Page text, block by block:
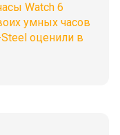
Watch 6
умных часов
оценили в